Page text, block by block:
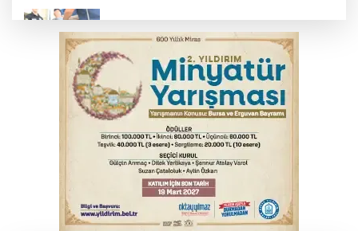
donduran ifade
Osmangazi’de yeşil alanlar titizlikle
korunuyor
Bursa'da tavuk çiftliğinde yangın
Bursa'da kontrolden çıkan araç orta
refüje çıktı